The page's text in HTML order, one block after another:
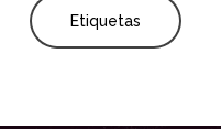
Etiquetas